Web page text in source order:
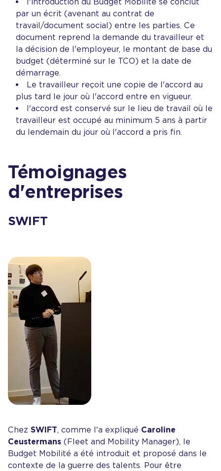
par un écrit (avenant au contrat de
travail/document social) entre les parties. Ce
document reprend la demande du travailleur et
la décision de l'employeur, le montant de base du
budget (déterminé sur le TCO) et la date de
démarrage.
Le travailleur reçoit une copie de l'accord au
plus tard le jour où l'accord entre en vigueur.
l'accord est conservé sur le lieu de travail où le
travailleur est occupé au minimum 5 ans à partir
du lendemain du jour où l'accord a pris fin.
Témoignages
d'entreprises
SWIFT
Chez SWIFT, comme l'a expliqué Caroline
Ceustermans (Fleet and Mobility Manager), le
Budget Mobilité a été introduit et proposé dans le
contexte de la guerre des talents. Pour être